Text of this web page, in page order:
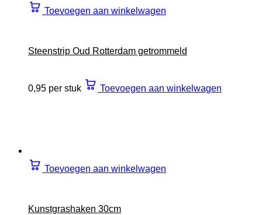
Toevoegen aan winkelwagen
Steenstrip Oud Rotterdam getrommeld
0,95 per stuk Toevoegen aan winkelwagen
Toevoegen aan winkelwagen
Kunstgrashaken 30cm